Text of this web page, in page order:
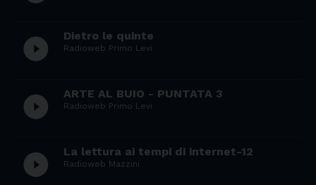
play_circle_filled Dietro le quinte
Radioweb Primo Levi
play_circle_filled ARTE AL BUIO - PUNTATA 3
Radioweb Primo Levi
play_circle_filled La lettura ai tempi di internet-12
Radioweb Mazzini